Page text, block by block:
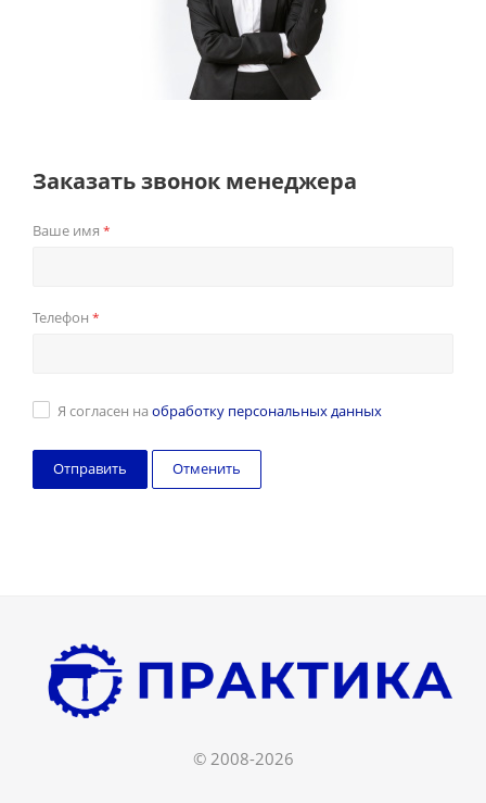
Заказать звонок менеджера
Ваше имя *
Телефон *
Я согласен на обработку персональных данных
Отменить
© 2008-2026